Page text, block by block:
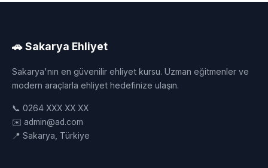
🚗 Sakarya Ehliyet
Sakarya'nın en güvenilir ehliyet kursu. Uzman eğitmenler ve
modern araçlarla ehliyet hedefinize ulaşın.
📞 0264 XXX XX XX
✉️ admin@ad.com
📍 Sakarya, Türkiye